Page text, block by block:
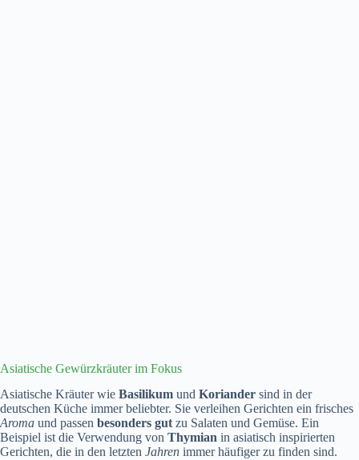
Asiatische Gewürzkräuter im Fokus
Asiatische Kräuter wie Basilikum und Koriander sind in der
deutschen Küche immer beliebter. Sie verleihen Gerichten ein frisches
Aroma und passen besonders gutzu Salaten und Gemüse. Ein
Beispiel ist die Verwendung von Thymian in asiatisch inspirierten
Gerichten, die in den letzten Jahren immer häufiger zu finden sind.